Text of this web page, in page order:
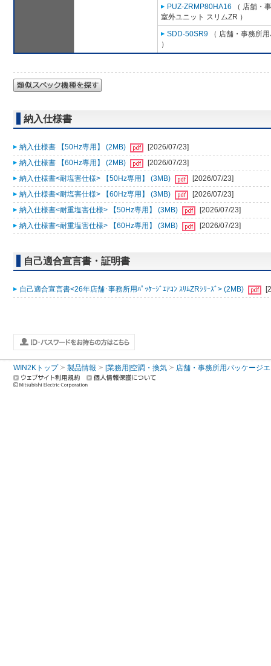
PUZ-ZRMP80HA16 （ 店舗・
室外ユニット スリムZR ）
SDD-50SR9 （ 店舗・事務所
）
納入仕様書
納入仕様書 【50Hz専用】 (2MB)
[2026/07/23]
納入仕様書 【60Hz専用】 (2MB)
[2026/07/23]
納入仕様書<耐塩害仕様> 【50Hz専用】 (3MB)
[2026/07/23]
納入仕様書<耐塩害仕様> 【60Hz専用】 (3MB)
[2026/07/23]
納入仕様書<耐重塩害仕様> 【50Hz専用】 (3MB)
[2026/07/23]
納入仕様書<耐重塩害仕様> 【60Hz専用】 (3MB)
[2026/07/23]
自己適合宣言書・証明書
自己適合宣言書<26年店舗･事務所用ﾊﾟｯｹｰｼﾞｴｱｺﾝ ｽﾘﾑZRｼﾘｰｽﾞ> (2MB)
WIN2Kトップ 製品情報 [業務用]空調・換気 店舗・事務所用パッケージ